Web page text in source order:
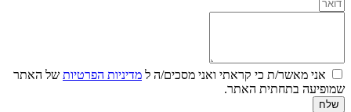
אני מאשר/ת כי קראתי ואני מסכים/ה ל מדיניות הפרטיות של האתר
שמופיעה בתחתית האתר.
שלח